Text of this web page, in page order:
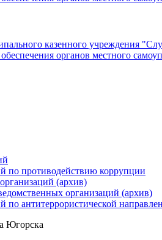
казенного учреждения
органов местного
по противодействию коррупции
(архив)
организаций (архив)
антитеррористической
Югорска